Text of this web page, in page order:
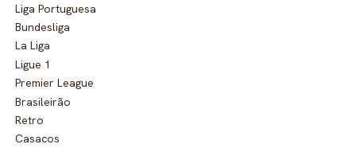
Liga Portuguesa
Bundesliga
La Liga
Ligue 1
Premier League
Brasileirão
Retro
Casacos